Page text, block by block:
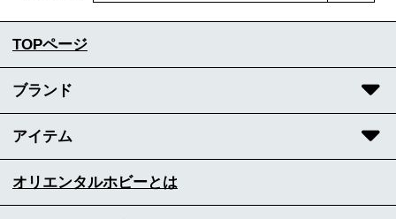
TOPページ
ブランド
アイテム
オリエンタルホビーとは